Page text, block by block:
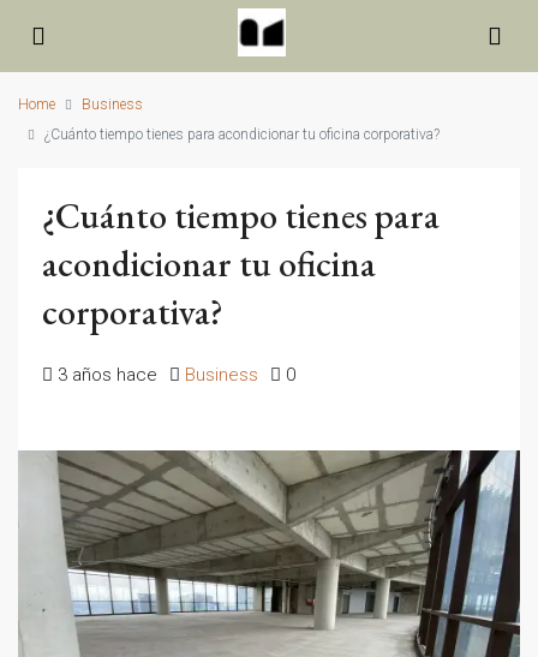
Home
Business
¿Cuánto tiempo tienes para acondicionar tu oficina corporativa?
¿Cuánto tiempo tienes para
acondicionar tu oficina
corporativa?
3 años hace Business 0